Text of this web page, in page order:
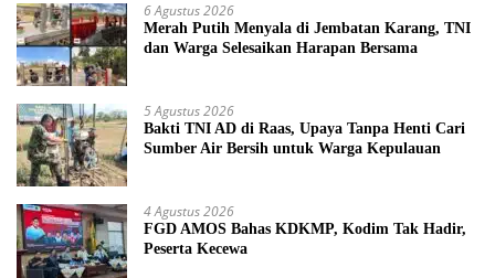
6 Agustus 2026
Merah Putih Menyala di Jembatan Karang, TNI
dan Warga Selesaikan Harapan Bersama
5 Agustus 2026
Bakti TNI AD di Raas, Upaya Tanpa Henti Cari
Sumber Air Bersih untuk Warga Kepulauan
4 Agustus 2026
FGD AMOS Bahas KDKMP, Kodim Tak Hadir,
Peserta Kecewa